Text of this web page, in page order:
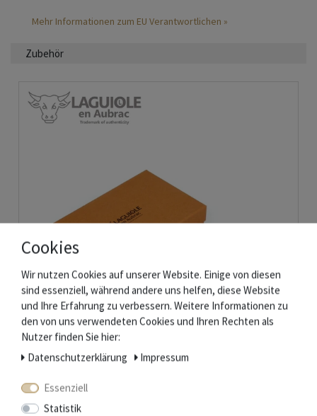
Mehr Informationen zum EU Verantwortlichen »
Zubehör
Laguiole en Aubrac - Messerbänkchen aus Büffelhorn - 6er Set
Cookies
Wir nutzen Cookies auf unserer Website. Einige von diesen
sind essenziell, während andere uns helfen, diese Website
und Ihre Erfahrung zu verbessern. Weitere Informationen zu
den von uns verwendeten Cookies und Ihren Rechten als
Nutzer finden Sie hier:
Daten­schutz­erklärung
Impressum
Essenziell
Statistik